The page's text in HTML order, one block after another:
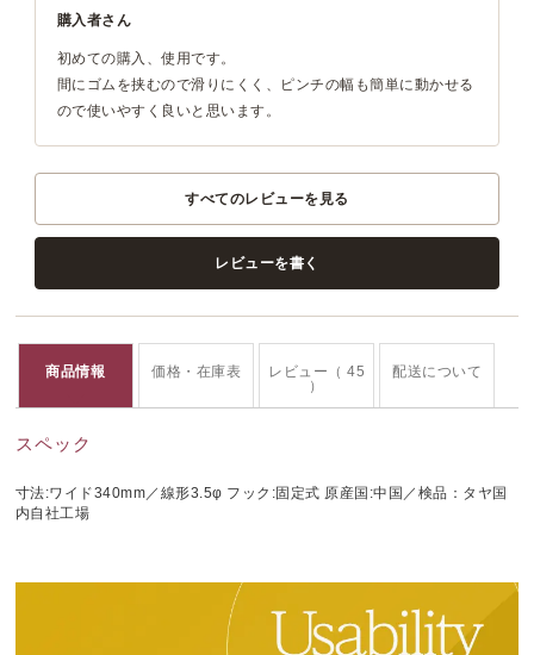
購入者さん
初めての購入、使用です。
間にゴムを挟むので滑りにくく、ピンチの幅も簡単に動かせる
ので使いやすく良いと思います。
すべてのレビューを見る
レビューを書く
商品情報 価格・在庫表
レビュー（ 45
）
配送について
スペック
寸法:ワイド340mm／線形3.5φ フック:固定式 原産国:中国／検品：タヤ国
内自社工場